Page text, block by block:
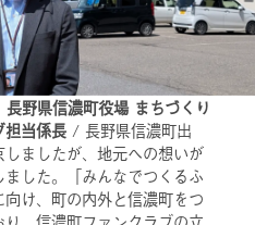
野県信濃町役場 まちづくり
担当係長 / 長野県信濃町出
ましたが、地元への想いが
した。「みんなでつくるふ
け、町の内外と信濃町をつ